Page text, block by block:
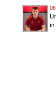
in